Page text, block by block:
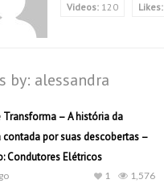
Videos: 120 Likes:
by: alessandra
Transforma – A história da
contada por suas descobertas –
Condutores Elétricos
1,576
1